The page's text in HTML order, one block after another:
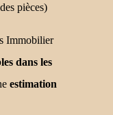
pièces)
Immobilier
dans les
estimation